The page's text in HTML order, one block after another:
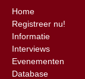
Home
Registreer nu!
Informatie
Interviews
Evenementen
Database